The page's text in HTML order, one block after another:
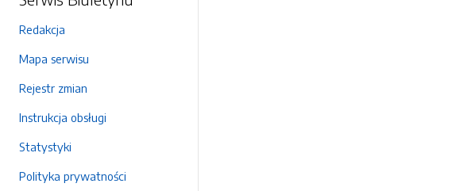
Redakcja
Mapa serwisu
Rejestr zmian
Instrukcja obsługi
Statystyki
Polityka prywatności